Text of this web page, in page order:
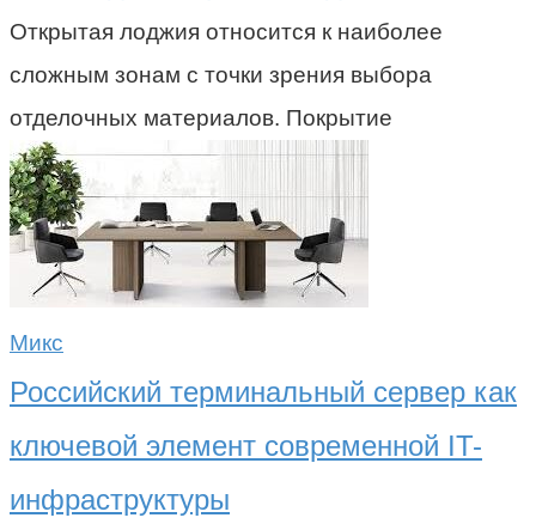
Открытая лоджия относится к наиболее
сложным зонам с точки зрения выбора
отделочных материалов. Покрытие
Микс
Российский терминальный сервер как
ключевой элемент современной IT-
инфраструктуры